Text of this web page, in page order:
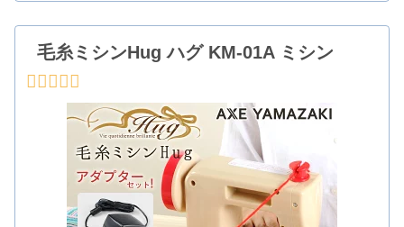
毛糸ミシンHug ハグ KM-01A ミシン